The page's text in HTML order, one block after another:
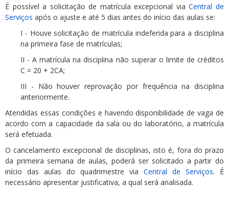
É possível a solicitação de matrícula excepcional viaCentral de
Serviços após o ajuste e até 5 dias antes do início das aulas se:
I - Houve solicitação de matrícula indeferida para a disciplina
na primeira fase de matrículas;
II - A matrícula na disciplina não superar o limite de créditos
C = 20 + 2CA;
III - Não houver reprovação por frequência na disciplina
anteriormente.
Atendidas essas condições e havendo disponibilidade de vaga de
acordo com a capacidade da sala ou do laboratório, a matrícula
será efetuada.
O cancelamento excepcional de disciplinas, isto é, fora do prazo
da primeira semana de aulas, poderá ser solicitado a partir do
início das aulas do quadrimestre via Central de Serviços. É
necessário apresentar justificativa, a qual será analisada.